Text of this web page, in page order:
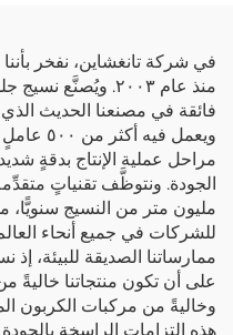
في شركة تانغشاين، نفخر
منذ عام ٢٠٠٣. ويُصنَّع
ويعمل
مراحل عملية الإنتاج بدقةٍ
مليون متر من النسيج سنويًّا،
للشركات في جميع أنحاء
ممارساتنا الصديقة للبيئة،
هذه التزامات الراسخة